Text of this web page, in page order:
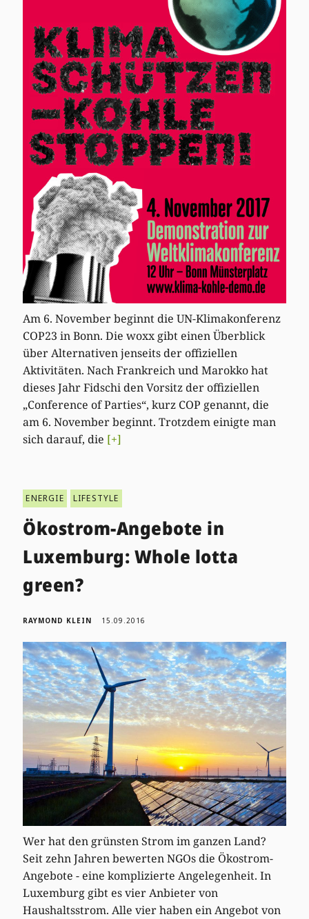
Am 6. November beginnt die UN-Klimakonferenz
COP23 in Bonn. Die woxx gibt einen Überblick
über Alternativen jenseits der offiziellen
Aktivitäten. Nach Frankreich und Marokko hat
dieses Jahr Fidschi den Vorsitz der offiziellen
„Conference of Parties“, kurz COP genannt, die
am 6. November beginnt. Trotzdem einigte man
sich darauf, die [+]
ENERGIE LIFESTYLE
Ökostrom-Angebote in
Luxemburg: Whole lotta
green?
RAYMOND KLEIN 15.09.2016
Wer hat den grünsten Strom im ganzen Land?
Seit zehn Jahren bewerten NGOs die Ökostrom-
Angebote - eine komplizierte Angelegenheit. In
Luxemburg gibt es vier Anbieter von
Haushaltsstrom. Alle vier haben ein Angebot von